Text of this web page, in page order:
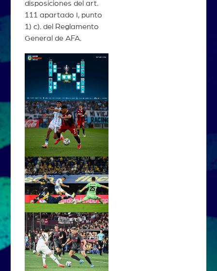
disposiciones del art.
111 apartado I, punto
1) c). del Reglamento
General de AFA.